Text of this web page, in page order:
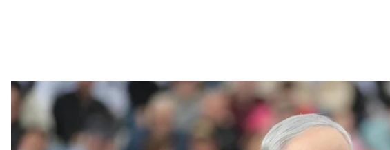
Премьер-министр Израиля Биньямин
Facebook / Benjamin Netanyahu
Премьер-министр Израиля Биньямин Нетаньяху получил от
полномочия по планированию ответа на удар исламской